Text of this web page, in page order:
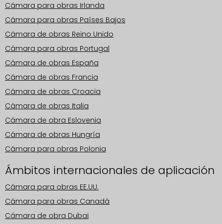
Cámara para obras Irlanda
Cámara para obras Países Bajos
Cámara de obras Reino Unido
Cámara para obras Portugal
Cámara de obras España
Cámara de obras Francia
Cámara de obras Croacia
Cámara de obras Italia
Cámara de obra Eslovenia
Cámara de obras Hungría
Cámara para obras Polonia
Ámbitos internacionales de aplicación
Cámara para obras EE.UU.
Cámara para obras Canadá
Cámara de obra Dubai